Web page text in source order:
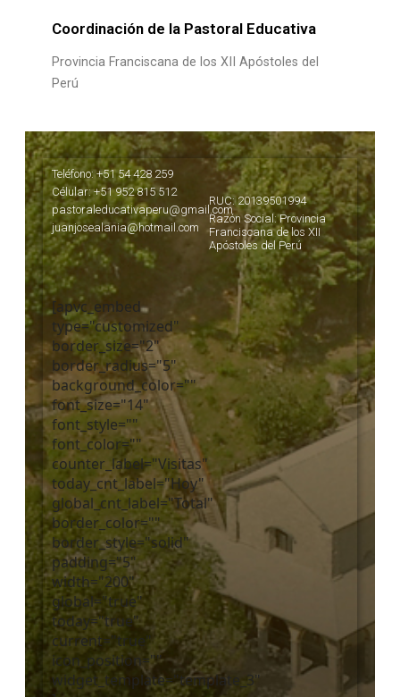
Coordinación de la Pastoral Educativa
Provincia Franciscana de los XII Apóstoles del
Perú
Teléfono: +51 54 428 259
Célular: +51 952 815 512
pastoraleducativaperu@gmail.com
juanjosealania@hotmail.com
RUC: 20139501994
Razón Social: Provincia
Franciscana de los XII
Apóstoles del Perú
[apvc_embed
type="customized"
border_size="2"
border_radius="5"
background_color=""
font_size="14"
font_style=""
font_color=""
counter_label="Visitas"
today_cnt_label="Hoy"
global_cnt_label="Total"
border_color=""
border_style="solid"
padding="5"
width="200"
global="true"
today="true"
current="true"
icon_position=""
widget_template="template_3"